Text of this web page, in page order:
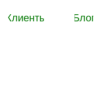
Клиенты Блог